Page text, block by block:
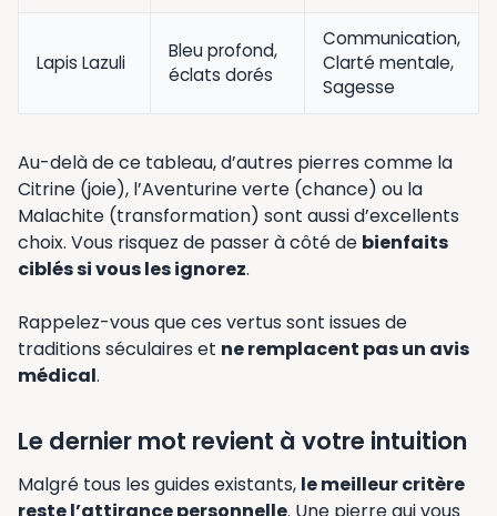
Lapis Lazuli
Bleu profond,
éclats dorés
Communication,
Clarté mentale,
Sagesse
Au-delà de ce tableau, d’autres pierres comme la
Citrine (joie), l’Aventurine verte (chance) ou la
Malachite (transformation) sont aussi d’excellents
choix. Vous risquez de passer à côté de bienfaits
ciblés si vous les ignorez.
Rappelez-vous que ces vertus sont issues de
traditions séculaires et ne remplacent pas un avis
médical.
Le dernier mot revient à votre intuition
Malgré tous les guides existants, le meilleur critère